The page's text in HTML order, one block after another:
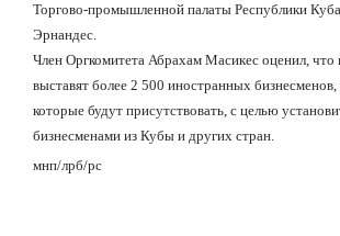
Торгово-промышленной палаты Республики
Эрнандес.
Член Оргкомитета Абрахам Масикес оценил, что
выставят более 2 500 иностранных бизнесменов,
которые будут присутствовать, с целью
бизнесменами из Кубы и других стран.
мнп/лрб/рс